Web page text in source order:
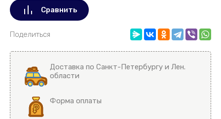
Сравнить
Поделиться
Доставка по Санкт-Петербургу и Лен.
области
Форма оплаты